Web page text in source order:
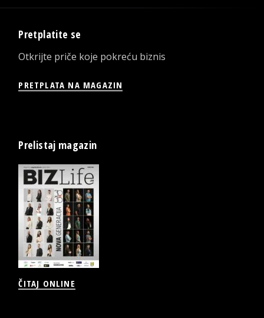
Pretplatite se
Otkrijte priče koje pokreću biznis
PRETPLATA NA MAGAZIN
Prelistaj magazin
ČITAJ ONLINE